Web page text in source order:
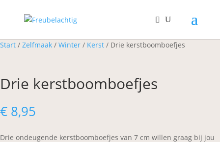
Start / Zelfmaak / Winter / Kerst / Drie kerstboomboefjes
Drie kerstboomboefjes
€ 8,95
Drie ondeugende kerstboomboefjes van 7 cm willen graag bij jou